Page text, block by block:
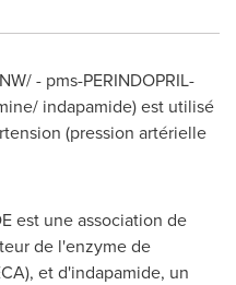
- pms-PERINDOPRIL-
indapamide) est utilisé
(pression artérielle
est une association de
de l'enzyme de
et d'indapamide, un